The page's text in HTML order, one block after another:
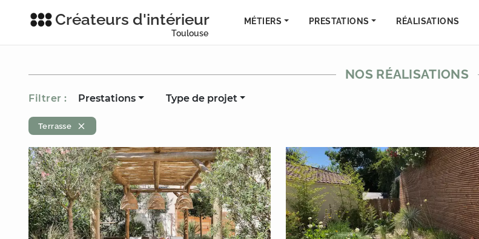
Créateurs d'intérieur
Toulouse
MÉTIERS PRESTATIONS RÉALISATIONS
NOS RÉALISATIONS
Filtrer : Prestations Type de projet
Terrasse